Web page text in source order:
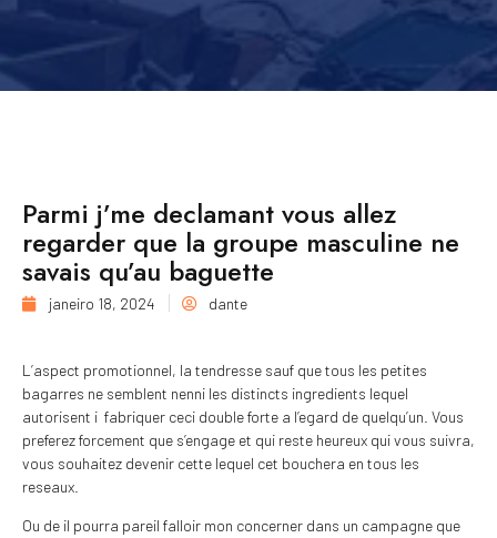
Parmi j’me declamant vous allez
regarder que la groupe masculine ne
savais qu’au baguette
janeiro 18, 2024 dante
L’aspect promotionnel, la tendresse sauf que tous les petites
bagarres ne semblent nenni les distincts ingredients lequel
autorisent i fabriquer ceci double forte a l’egard de quelqu’un. Vous
preferez forcement que s’engage et qui reste heureux qui vous suivra,
vous souhaitez devenir cette lequel cet bouchera en tous les
reseaux.
Ou de il pourra pareil falloir mon concerner dans un campagne que